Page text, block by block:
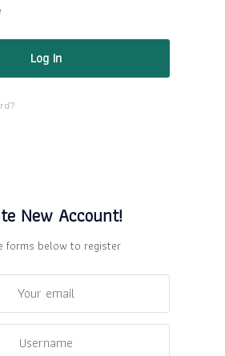
New Account!
forms below to register